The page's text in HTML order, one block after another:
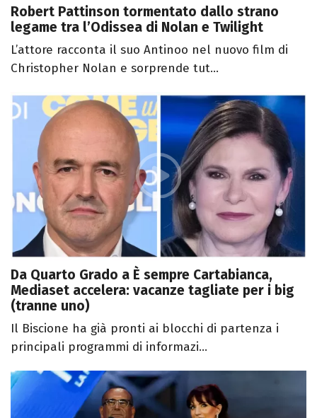
Robert Pattinson tormentato dallo strano
legame tra l’Odissea di Nolan e Twilight
L’attore racconta il suo Antinoo nel nuovo film di
Christopher Nolan e sorprende tut...
Da Quarto Grado a È sempre Cartabianca,
Mediaset accelera: vacanze tagliate per i big
(tranne uno)
Il Biscione ha già pronti ai blocchi di partenza i
principali programmi di informazi...